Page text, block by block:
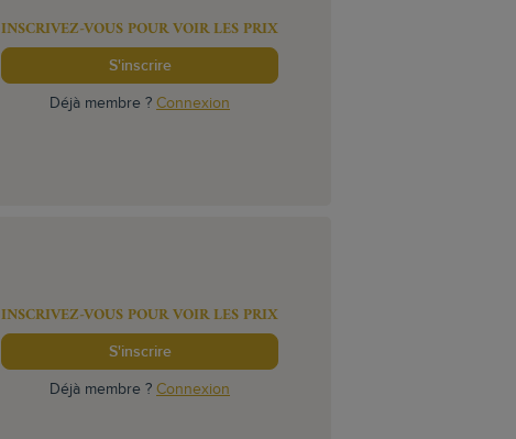
INSCRIVEZ-VOUS POUR VOIR LES PRIX
S'inscrire
Déjà membre ? Connexion
INSCRIVEZ-VOUS POUR VOIR LES PRIX
S'inscrire
Déjà membre ? Connexion